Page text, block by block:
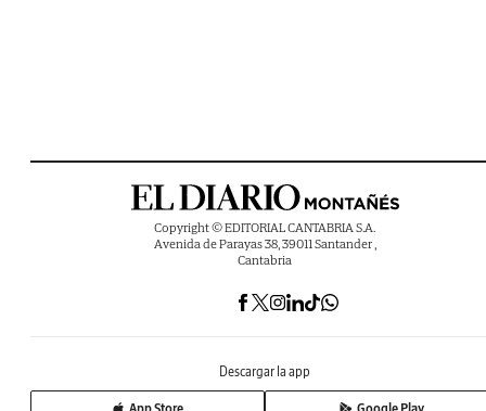
Copyright © EDITORIAL CANTABRIA S.A.
Avenida de Parayas 38, 39011 Santander ,
Cantabria
Descargar la app